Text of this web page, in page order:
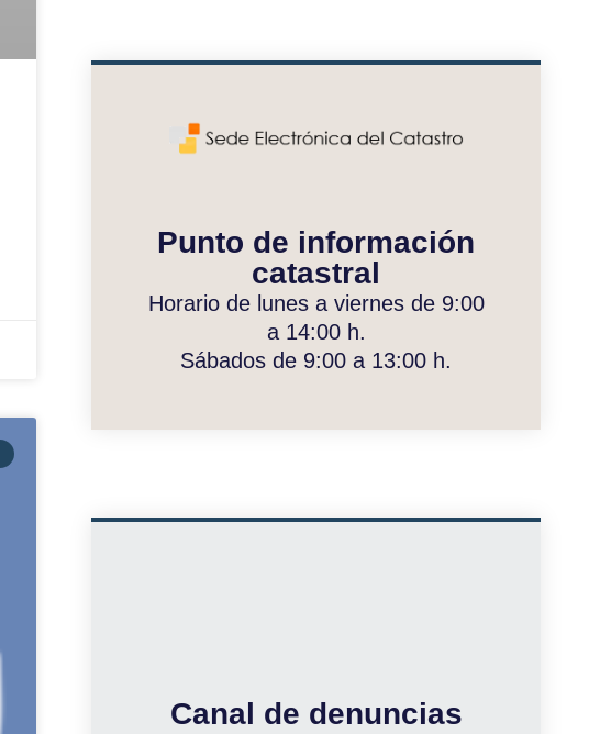
Punto de información
catastral
Horario de lunes a viernes de 9:00
a 14:00 h.
Sábados de 9:00 a 13:00 h.
Canal de denuncias